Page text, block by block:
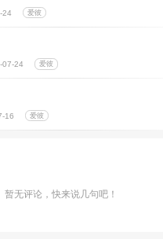
24 爱彼
07-24 爱彼
16 爱彼
暂无评论，快来说几句吧！